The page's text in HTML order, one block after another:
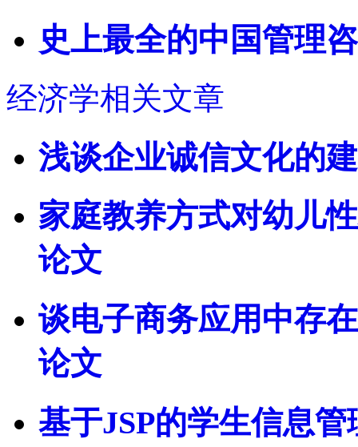
史上最全的中国管理
经济学相关文章
浅谈企业诚信文化的
家庭教养方式对幼儿
论文
谈电子商务应用中存
论文
基于JSP的学生信息